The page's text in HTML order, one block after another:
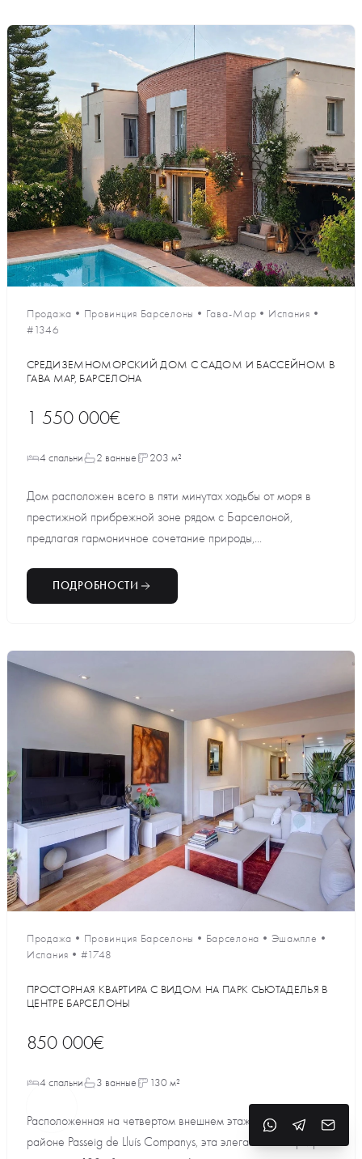
Продажа • Провинция Барселоны • Гава-Мар • Испания •
#1346
СРЕДИЗЕМНОМОРСКИЙ ДОМ С САДОМ И БАССЕЙНОМ В
ГАВА МАР, БАРСЕЛОНА
1 550 000€
4 спальни 2 ванные 203 м²
Дом расположен всего в пяти минутах ходьбы от моря в
престижной прибрежной зоне рядом с Барселоной,
предлагая гармоничное сочетание природы,...
ПОДРОБНОСТИ
Продажа • Провинция Барселоны • Барселона • Эшампле •
Испания • #1748
ПРОСТОРНАЯ КВАРТИРА С ВИДОМ НА ПАРК СЬЮТАДЕЛЬЯ В
ЦЕНТРЕ БАРСЕЛОНЫ
850 000€
4 спальни 3 ванные 130 м²
Расположенная на четвертом внешнем этаже в знаковом
районе Passeig de Lluís Companys, эта элегантная квартира